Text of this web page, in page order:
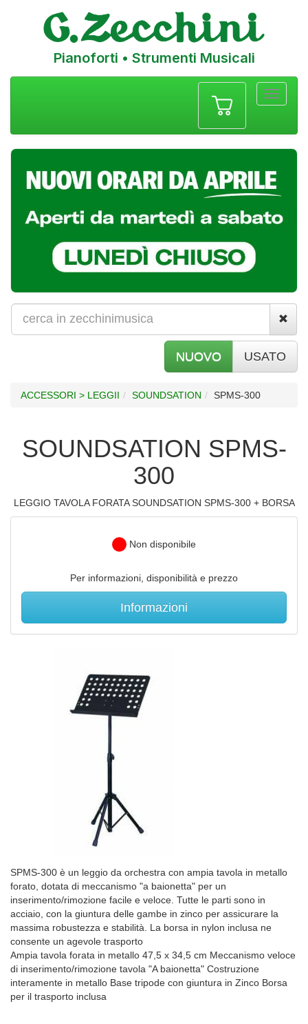
Pianoforti • Strumenti Musicali
NUOVO USATO
ACCESSORI > LEGGII SOUNDSATION SPMS-300
SOUNDSATION SPMS-
300
LEGGIO TAVOLA FORATA SOUNDSATION SPMS-300 + BORSA
Non disponibile
Per informazioni, disponibilità e prezzo
Informazioni
SPMS-300 è un leggio da orchestra con ampia tavola in metallo
forato, dotata di meccanismo "a baionetta" per un
inserimento/rimozione facile e veloce. Tutte le parti sono in
acciaio, con la giuntura delle gambe in zinco per assicurare la
massima robustezza e stabilità. La borsa in nylon inclusa ne
consente un agevole trasporto
Ampia tavola forata in metallo 47,5 x 34,5 cm Meccanismo veloce
di inserimento/rimozione tavola "A baionetta" Costruzione
interamente in metallo Base tripode con giuntura in Zinco Borsa
per il trasporto inclusa